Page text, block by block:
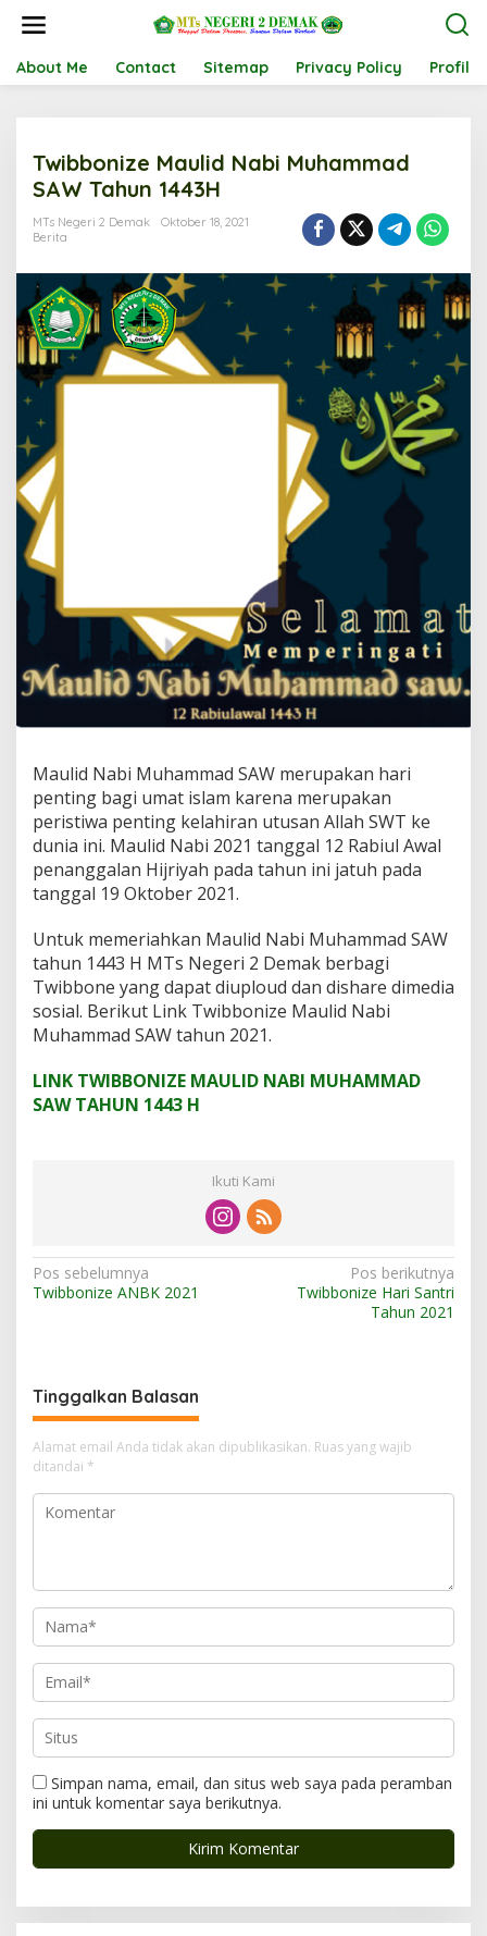
t
About Me Contact Sitemap Privacy Policy Profil
Twibbonize Maulid Nabi Muhammad
SAW Tahun 1443H
MTs Negeri 2 Demak
Oktober 18, 2021
Berita
Maulid Nabi Muhammad SAW merupakan hari
penting bagi umat islam karena merupakan
peristiwa penting kelahiran utusan Allah SWT ke
dunia ini. Maulid Nabi 2021 tanggal 12 Rabiul Awal
penanggalan Hijriyah pada tahun ini jatuh pada
tanggal 19 Oktober 2021.
Untuk memeriahkan Maulid Nabi Muhammad SAW
tahun 1443 H MTs Negeri 2 Demak berbagi
Twibbone yang dapat diuploud dan dishare dimedia
sosial. Berikut Link Twibbonize Maulid Nabi
Muhammad SAW tahun 2021.
LINK TWIBBONIZE MAULID NABI MUHAMMAD
SAW TAHUN 1443 H
Ikuti Kami
N
a
g
a
s
i
p
s
Pos sebelumnya
Twibbonize ANBK 2021
Pos berikutnya
Twibbonize Hari Santri
Tahun 2021
Tinggalkan Balasan
Alamat email Anda tidak akan dipublikasikan. Ruas yang wajib
ditandai *
Simpan nama, email, dan situs web saya pada peramban
ini untuk komentar saya berikutnya.